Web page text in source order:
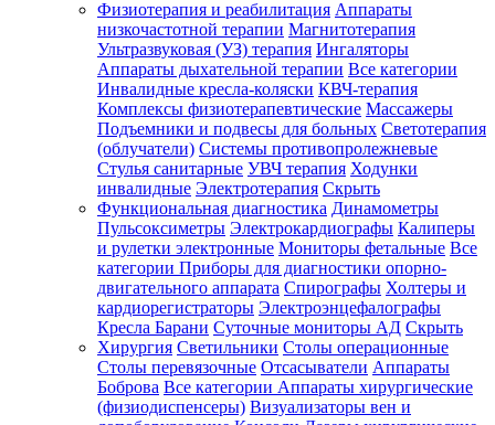
Физиотерапия и реабилитация Аппараты
низкочастотной терапии Магнитотерапия
Ультразвуковая (УЗ) терапия Ингаляторы
Аппараты дыхательной терапии Все категории
Инвалидные кресла-коляски КВЧ-терапия
Комплексы физиотерапевтические Массажеры
Подъемники и подвесы для больных Светотерапия
(облучатели) Системы противопролежневые
Стулья санитарные УВЧ терапия Ходунки
инвалидные Электротерапия Скрыть
Функциональная диагностика Динамометры
Пульсоксиметры Электрокардиографы Калиперы
и рулетки электронные Мониторы фетальные Все
категории Приборы для диагностики опорно-
двигательного аппарата Спирографы Холтеры и
кардиорегистраторы Электроэнцефалографы
Кресла Барани Суточные мониторы АД Скрыть
Хирургия Светильники Столы операционные
Столы перевязочные Отсасыватели Аппараты
Боброва Все категории Аппараты хирургические
(физиодиспенсеры) Визуализаторы вен и